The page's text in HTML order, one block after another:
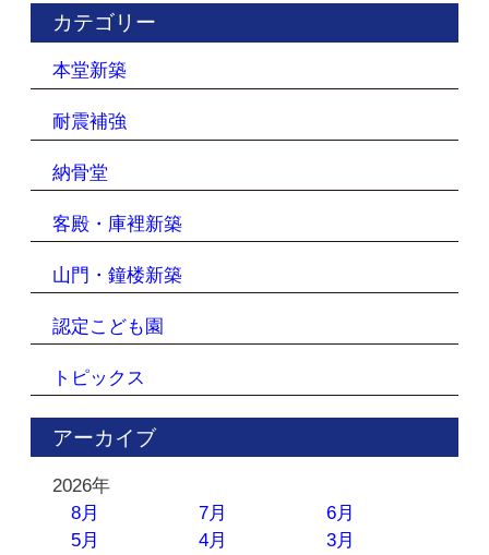
カテゴリー
本堂新築
耐震補強
納骨堂
客殿・庫裡新築
山門・鐘楼新築
認定こども園
トピックス
アーカイブ
2026年
8月
7月
6月
5月
4月
3月